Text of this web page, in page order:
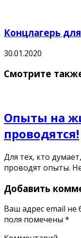
Концлагерь
30.01.2020
Смотрите
Опыты на
проводятся!
Для тех, кто
проводят опыты.
Добавить
Ваш адрес email не
поля помечены *